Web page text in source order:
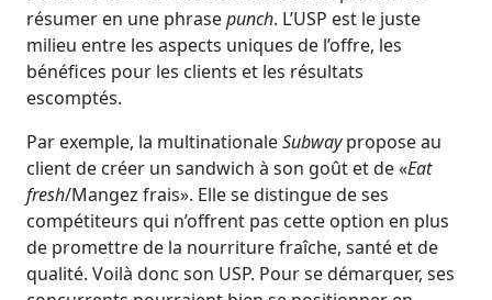
résumer en une phrasepunch. L’USP est le juste
milieu entre les aspects uniques de l’offre, les
bénéfices pour les clients et les résultats
escomptés.
Par exemple, la multinationaleSubwaypropose au
client de créer un sandwich à son goût et de «Eat
fresh/Mangez frais». Elle se distingue de ses
compétiteurs qui n’offrent pas cette option en plus
de promettre de la nourriture fraîche, santé et de
qualité. Voilà donc son USP. Pour se démarquer, ses